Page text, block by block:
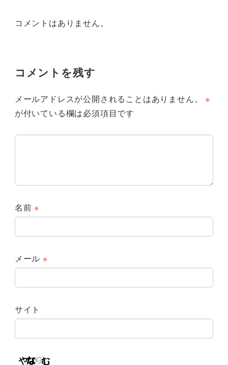
コメントはありません。
コメントを残す
メールアドレスが公開されることはありません。
※
が付いている欄は必須項目です
名前※
メール ※
サイト